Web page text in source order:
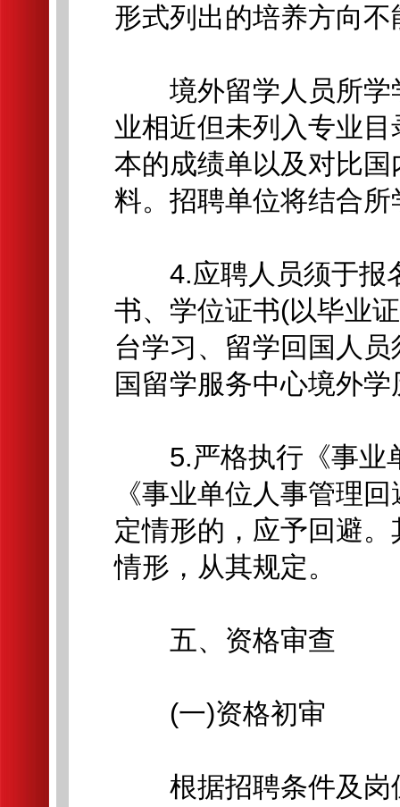
形式列出的培养方向
境外留学人员所学
业相近但未列入专业
本的成绩单以及对比
料。招聘单位将结合
4.应聘人员须于报
书、学位证书(以毕业
台学习、留学回国人
国留学服务中心境外
5.严格执行《事业
《事业单位人事管理
定情形的，应予回避
情形，从其规定。
五、资格审查
(一)资格初审
根据招聘条件及岗